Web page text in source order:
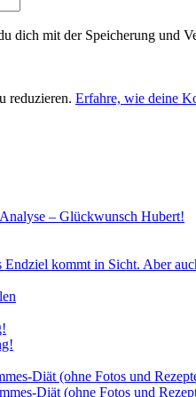
dich mit der Speicherung und
reduzieren. Erfahre, wie deine
– Glückwunsch Hubert!
kommt in Sicht. Aber
Diät (ohne Fotos und
Diät (ohne Fotos und